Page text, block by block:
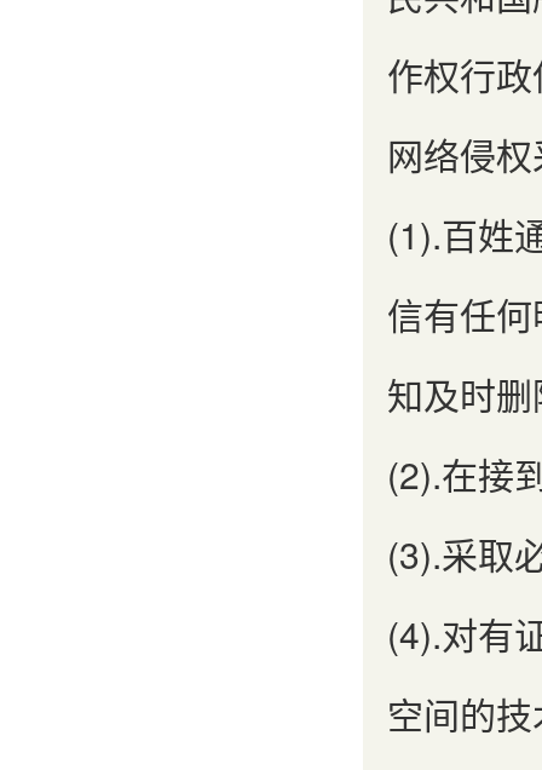
作权行
网络侵
(1).百姓
信有任
知及时
(2).在接
(3).采取
(4).对有
空间的